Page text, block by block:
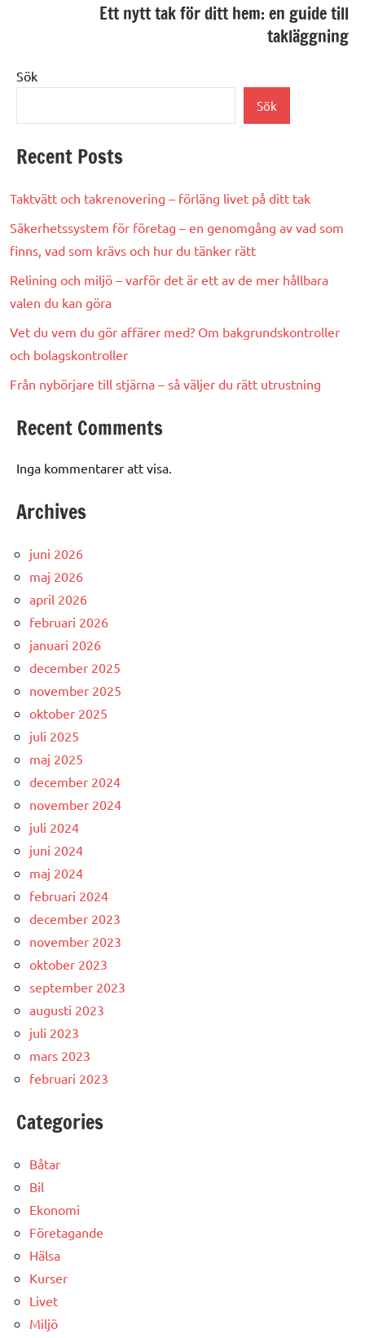
Ett nytt tak för ditt hem: en guide till
takläggning
Sök
Sök
Recent Posts
Taktvätt och takrenovering – förläng livet på ditt tak
Säkerhetssystem för företag – en genomgång av vad som
finns, vad som krävs och hur du tänker rätt
Relining och miljö – varför det är ett av de mer hållbara
valen du kan göra
Vet du vem du gör affärer med? Om bakgrundskontroller
och bolagskontroller
Från nybörjare till stjärna – så väljer du rätt utrustning
Recent Comments
Inga kommentarer att visa.
Archives
juni 2026
maj 2026
april 2026
februari 2026
januari 2026
december 2025
november 2025
oktober 2025
juli 2025
maj 2025
december 2024
november 2024
juli 2024
juni 2024
maj 2024
februari 2024
december 2023
november 2023
oktober 2023
september 2023
augusti 2023
juli 2023
mars 2023
februari 2023
Categories
Båtar
Bil
Ekonomi
Företagande
Hälsa
Kurser
Livet
Miljö